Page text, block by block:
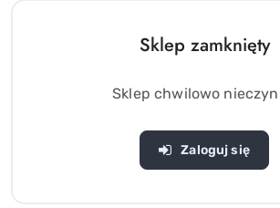
Sklep zamknięty
Sklep chwilowo
Zaloguj się